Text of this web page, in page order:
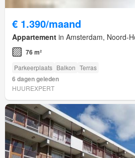
€ 1.390/maand
Appartement in Amsterdam, Noord-
76 m²
Parkeerplaats Balkon Terras
6 dagen geleden
HUUREXPERT